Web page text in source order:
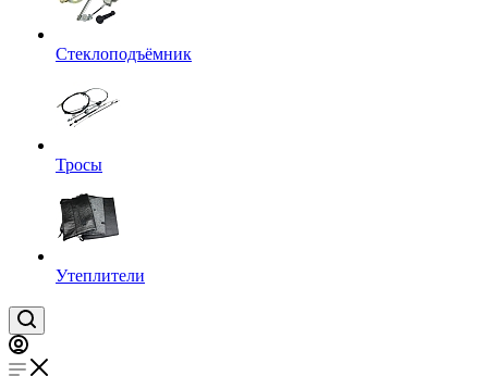
Стеклоподъёмник
Тросы
Утеплители